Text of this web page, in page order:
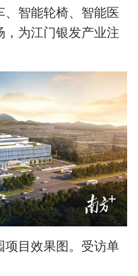
、智能轮椅、智能医
，为江门银发产业注
项目效果图。受访单